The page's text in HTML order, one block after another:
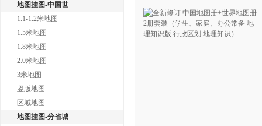
地图挂图-中国世
1.1-1.2米地图
1.5米地图
1.8米地图
2.0米地图
3米地图
竖版地图
区域地图
地图挂图-分省城